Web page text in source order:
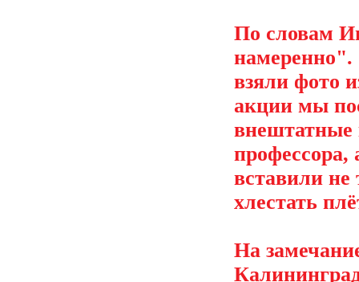
По словам
взяли фото
акции мы
внештатные
профессора,
вставили
хлестать
На